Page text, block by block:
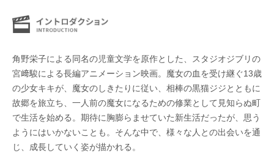
角野栄子による同名の児童文学を原作とした、スタジオジブリの
宮﨑駿による長編アニメーション映画。魔女の血を受け継ぐ13歳
の少女キキが、魔女のしきたりに従い、相棒の黒猫ジジとともに
故郷を旅立ち、一人前の魔女になるための修業として見知らぬ町
で生活を始める。期待に胸膨らませていた新生活だったが、思う
ようにはいかないことも。そんな中で、様々な人との出会いを通
じ、成長していく姿が描かれる。